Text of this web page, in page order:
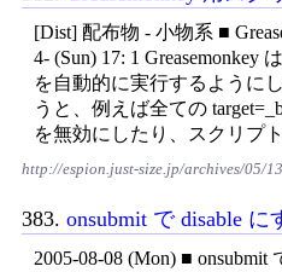
[Dist] 配布物 - 小物系 ■
4- (Sun) 17: 1 Greasemonkey
を自動的に実行するように
うと、例えば全ての
を無効にしたり、スクリプ
http://espion.just-size.jp/archives/05/
383. onsubmit で disable に
2005-08-08 (Mon) ■ onsubmit